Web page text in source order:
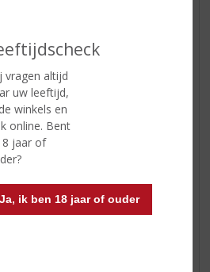
vragen altijd
uw leeftijd,
winkels en
online. Bent
jaar of
Ja, ik ben 18 jaar of ouder
de kleur is strogeel met een
groene reflectie
frisse en intense aroma's van
bloemen en appels komen bij het
walsen in uw neus
de smaak geeft citrustonen en is
fris
vis, wit vlees, kruidige gerechten,